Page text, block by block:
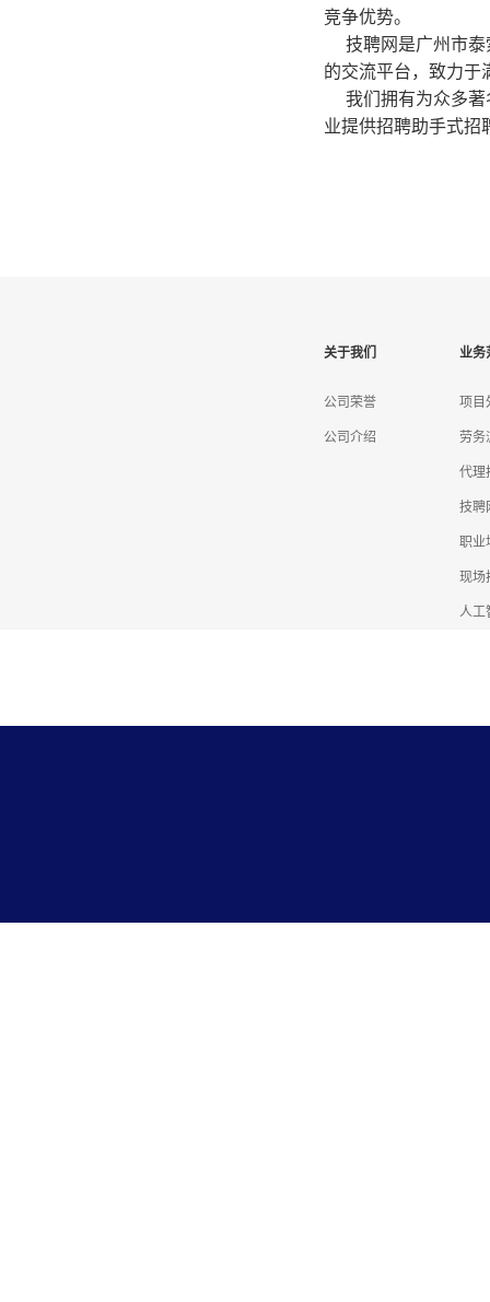
竞争优势。
技聘网是广州市
的交流平台，致力于
我们拥有为众多
业提供招聘助手式招
关于我们
公司荣誉
公司介绍
业务
项目
劳务
代理
技聘
职业
现场
人工